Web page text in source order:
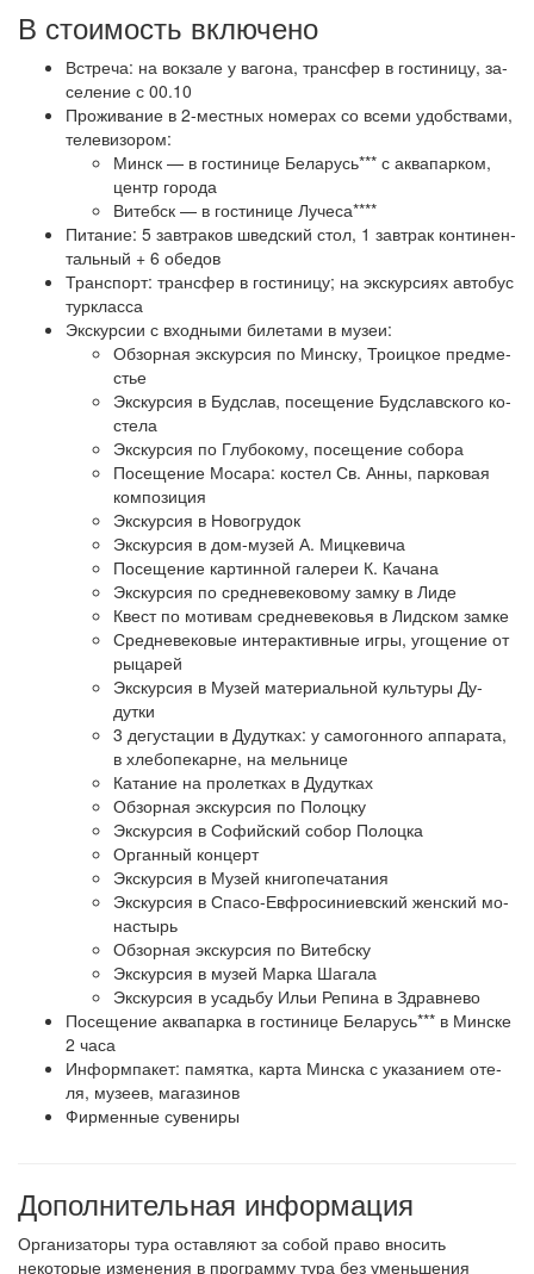
В стоимость включено
Встреча: на вок­за­ле у ва­го­на, транс­фер в го­сти­ни­цу, за­
се­ле­ние с 00.10
Про­жи­ва­ние в 2-местных но­ме­рах со все­ми удоб­ства­ми,
те­ле­ви­зо­ром:
Минск — в го­сти­ни­це Бе­ла­русь*** с ак­ва­пар­ком,
центр го­ро­да
Ви­тебск — в го­сти­ни­це Лучеса****
Питание: 5 зав­тра­ков швед­ский стол, 1 завтрак кон­ти­нен­
таль­ный + 6 обе­дов
Транс­порт: транс­фер в го­сти­ни­цу; на экс­кур­си­ях ав­то­бус
турк­лас­са
Экскурсии с вход­ны­ми би­ле­та­ми в му­зеи:
Об­зор­ная экскурсия по Мин­ску, Тро­иц­кое пред­ме­
стье
Экс­кур­сия в Буд­слав, посещение Будславского ко­
сте­ла
Экс­кур­сия по Глу­бо­ко­му, посещение со­бо­ра
По­се­ще­ние Мо­са­ра: ко­стел Св. Ан­ны, пар­ко­вая
ком­по­зи­ция
Экс­кур­сия в Но­во­гру­док
Экс­кур­сия в дом-музей А. Миц­ке­ви­ча
По­се­ще­ние кар­тин­ной галереи К. Ка­ча­на
Экс­кур­сия по средневековому зам­ку в Ли­де
Квест по мо­ти­вам средневековья в Лид­ском зам­ке
Средневековые ин­тер­ак­тив­ные иг­ры, уго­ще­ние от
ры­ца­рей
Экс­кур­сия в Музей ма­те­ри­аль­ной куль­ту­ры Ду­
дутки
3 де­густа­ции в Ду­дут­ках: у са­мо­гон­но­го ап­па­ра­та,
в хле­бо­пе­кар­не, на мель­ни­це
Ка­та­ние на про­лет­ках в Ду­дут­ках
Об­зор­ная экскурсия по Полоцку
Экс­кур­сия в Со­фий­ский со­бор По­лоц­ка
Ор­ган­ный кон­церт
Экс­кур­сия в Музей кни­го­пе­ча­та­ния
Экс­кур­сия в Спасо-Евфросиниевский жен­ский мо­
на­стырь
Об­зор­ная экскурсия по Ви­теб­ску
Экс­кур­сия в му­зей Мар­ка Ша­га­ла
Экс­кур­сия в усадь­бу Ильи Ре­пи­на в Здрав­не­во
По­се­ще­ние аквапарка в го­сти­ни­це Бе­ла­русь*** в Мин­ске
2 ча­са
Ин­форм­па­кет: па­мят­ка, кар­та Мин­ска с ука­за­ни­ем оте­
ля, му­зеев, ма­га­зи­нов
Фир­мен­ные су­ве­ни­ры
Дополнительная информация
Организаторы тура оставляют за собой право вносить
некоторые изменения в программу тура без уменьшения